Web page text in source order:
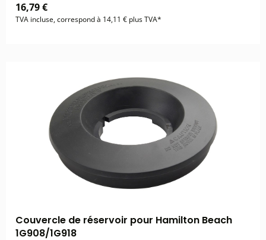
16,79 €
TVA incluse, correspond à 14,11 € plus TVA*
Couvercle de réservoir pour Hamilton Beach
1G908/1G918